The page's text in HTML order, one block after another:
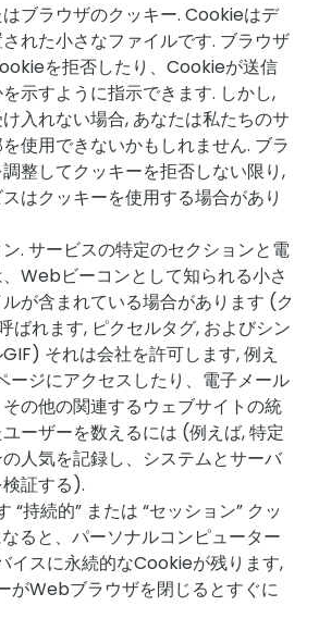
ブラウザのクッキー. Cookieはデ
れた小さなファイルです. ブラウザ
を拒否したり、Cookieが送信
示すように指示できます. しかし,
入れない場合, あなたは私たちのサ
使用できないかもしれません. ブラ
整してクッキーを拒否しない限り,
はクッキーを使用する場合があり
. サービスの特定のセクションと電
Webビーコンとして知られる小さ
が含まれている場合があります (ク
ばれます, ピクセルタグ, およびシン
それは会社を許可します, 例え
ージにアクセスしたり、電子メール
の他の関連するウェブサイトの統
ーザーを数えるには (例えば, 特定
人気を記録し、システムとサーバ
証する).
“持続的” または “セッション” クッ
ると、パーソナルコンピューター
イスに永続的なCookieが残ります,
がWebブラウザを閉じるとすぐに